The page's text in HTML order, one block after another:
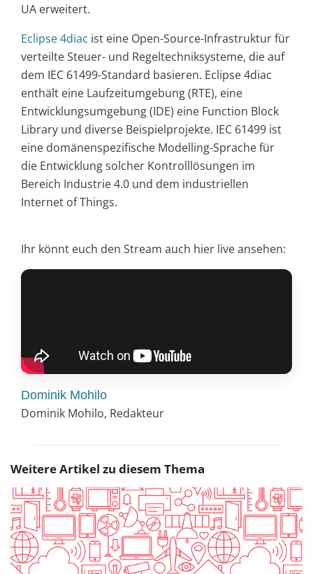
UA erweitert.
Eclipse 4diac ist eine Open-Source-Infrastruktur für
verteilte Steuer- und Regeltechniksysteme, die auf
dem IEC 61499-Standard basieren. Eclipse 4diac
enthält eine Laufzeitumgebung (RTE), eine
Entwicklungsumgebung (IDE) eine Function Block
Library und diverse Beispielprojekte. IEC 61499 ist
eine domänenspezifische Modelling-Sprache für
die Entwicklung solcher Kontrolllösungen im
Bereich Industrie 4.0 und dem industriellen
Internet of Things.
Ihr könnt euch den Stream auch hier live ansehen:
Dominik Mohilo
Dominik Mohilo, Redakteur
Weitere Artikel zu diesem Thema